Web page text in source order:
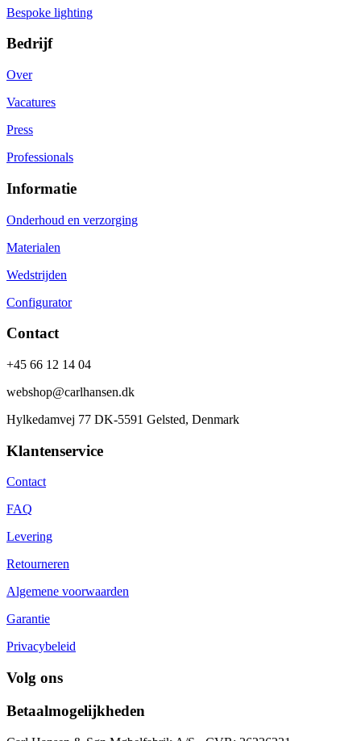
Bespoke lighting
Bedrijf
Over
Vacatures
Press
Professionals
Informatie
Onderhoud en verzorging
Materialen
Wedstrijden
Configurator
Contact
+45 66 12 14 04
webshop@carlhansen.dk
Hylkedamvej 77 DK-5591 Gelsted, Denmark
Klantenservice
Contact
FAQ
Levering
Retourneren
Algemene voorwaarden
Garantie
Privacybeleid
Volg ons
Betaalmogelijkheden